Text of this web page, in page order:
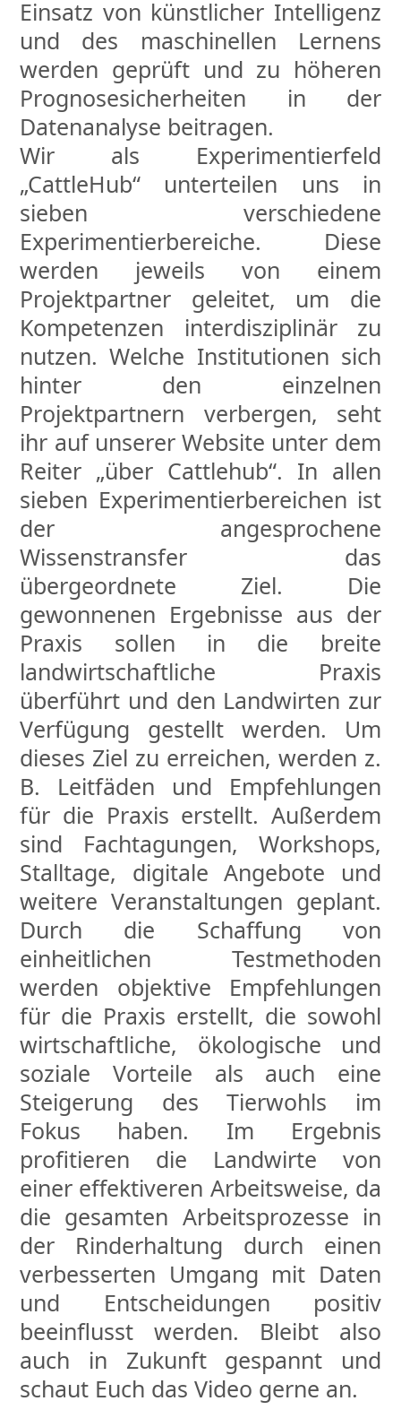
Einsatz von künstlicher Intelligenz
und des maschinellen Lernens
werden geprüft und zu höheren
Prognosesicherheiten in der
Datenanalyse beitragen.
Wir als Experimentierfeld
„CattleHub“ unterteilen uns in
sieben verschiedene
Experimentierbereiche. Diese
werden jeweils von einem
Projektpartner geleitet, um die
Kompetenzen interdisziplinär zu
nutzen. Welche Institutionen sich
hinter den einzelnen
Projektpartnern verbergen, seht
ihr auf unserer Website unter dem
Reiter „über Cattlehub“. In allen
sieben Experimentierbereichen ist
der angesprochene
Wissenstransfer das
übergeordnete Ziel. Die
gewonnenen Ergebnisse aus der
Praxis sollen in die breite
landwirtschaftliche Praxis
überführt und den Landwirten zur
Verfügung gestellt werden. Um
dieses Ziel zu erreichen, werden z.
B. Leitfäden und Empfehlungen
für die Praxis erstellt. Außerdem
sind Fachtagungen, Workshops,
Stalltage, digitale Angebote und
weitere Veranstaltungen geplant.
Durch die Schaffung von
einheitlichen Testmethoden
werden objektive Empfehlungen
für die Praxis erstellt, die sowohl
wirtschaftliche, ökologische und
soziale Vorteile als auch eine
Steigerung des Tierwohls im
Fokus haben. Im Ergebnis
profitieren die Landwirte von
einer effektiveren Arbeitsweise, da
die gesamten Arbeitsprozesse in
der Rinderhaltung durch einen
verbesserten Umgang mit Daten
und Entscheidungen positiv
beeinflusst werden. Bleibt also
auch in Zukunft gespannt und
schaut Euch das Video gerne an.